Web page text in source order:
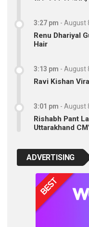
3:27 pm - August
Renu Dhariyal
Hair
3:13 pm - August
Ravi Kishan
3:01 pm - August
Rishabh Pant
Uttarakhand
ADVERTISING